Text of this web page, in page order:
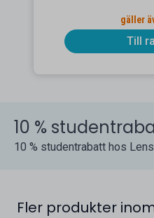
gäller
Till
10 %
10 % studentrabatt hos
Fler produkter